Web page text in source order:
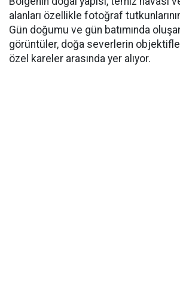
alanları özellikle fotoğraf
Gün doğumu ve gün batımında
görüntüler, doğa severlerin
özel kareler arasında yer alıyor.